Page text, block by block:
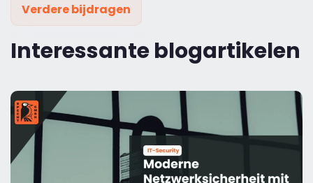
Verdere bijdragen
Interessante blogartikelen